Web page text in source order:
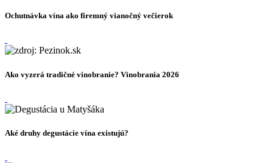
Ochutnávka vína ako firemný vianočný večierok
Ako vyzerá tradičné vinobranie? Vinobrania 2026
Aké druhy degustácie vína existujú?